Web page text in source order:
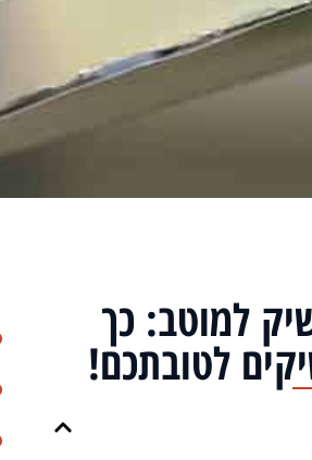
למוטב: כך
לטובתכם!